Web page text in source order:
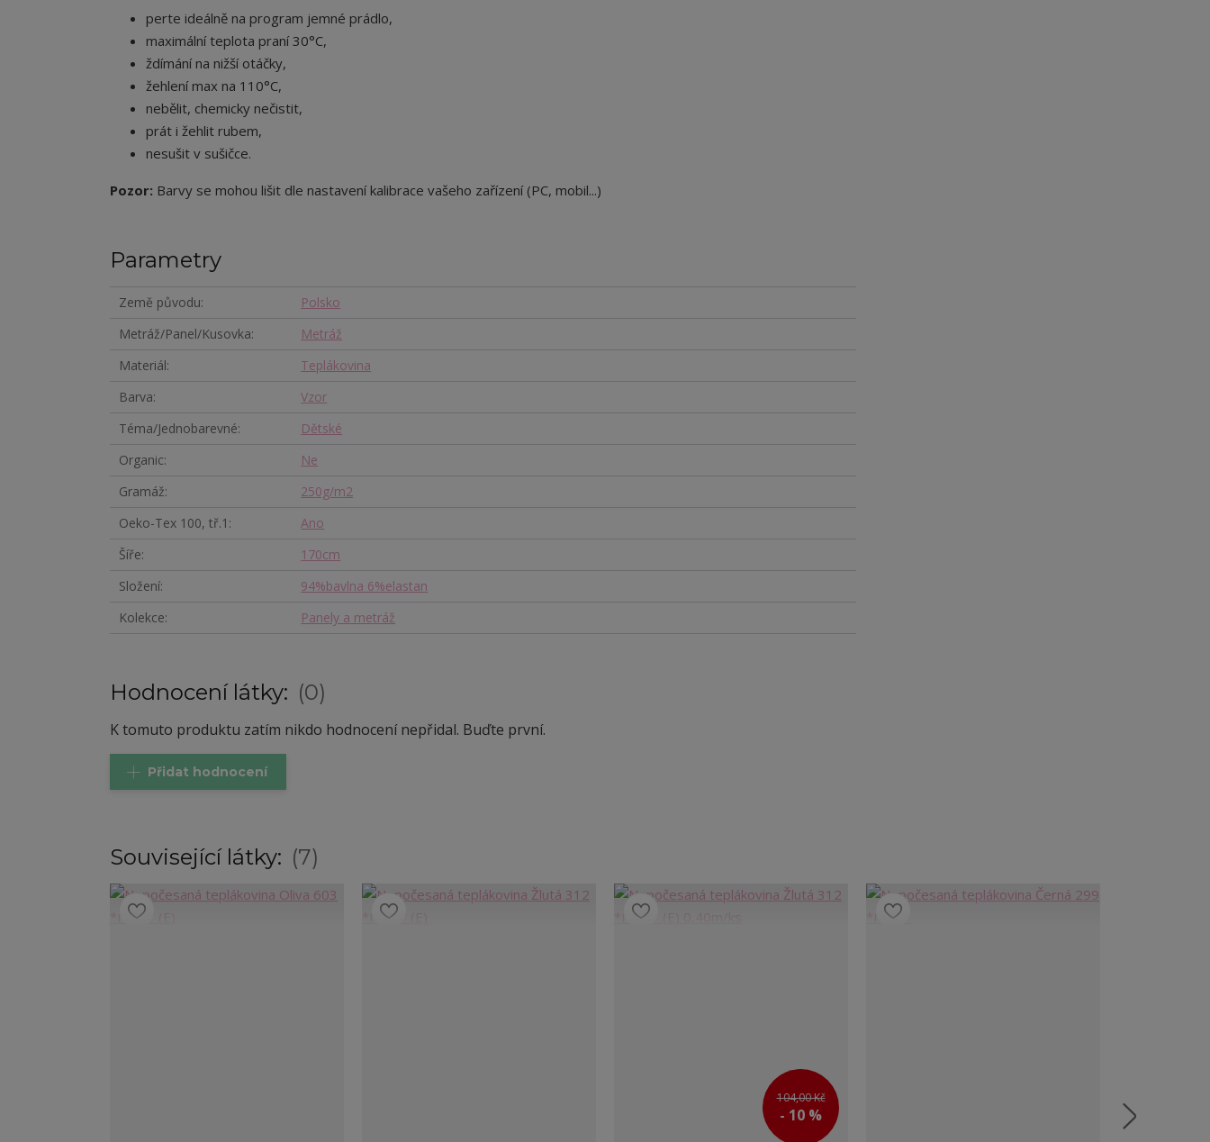
perte ideálně na program jemné prádlo,
maximální teplota praní 30°C,
ždímání na nižší otáčky,
žehlení max na 110°C,
nebělit, chemicky nečistit,
prát i žehlit rubem,
nesušit v sušičce.
Pozor: Barvy se mohou lišit dle nastavení kalibrace vašeho zařízení (PC, mobil...)
Parametry
Země původu
Polsko
Metráž/Panel/Kusovka
Metráž
Materiál
Teplákovina
Barva
Vzor
Téma/Jednobarevné
Dětské
Organic
Ne
Gramáž
250g/m2
Oeko-Tex 100, tř.1
Ano
Šíře
170cm
Složení
94%bavlna 6%elastan
Kolekce
Panely a metráž
Hodnocení látky: 0
K tomuto produktu zatím nikdo hodnocení nepřidal. Buďte první.
Přidat hodnocení
Související látky: 7
104,00 Kč
- 10 %